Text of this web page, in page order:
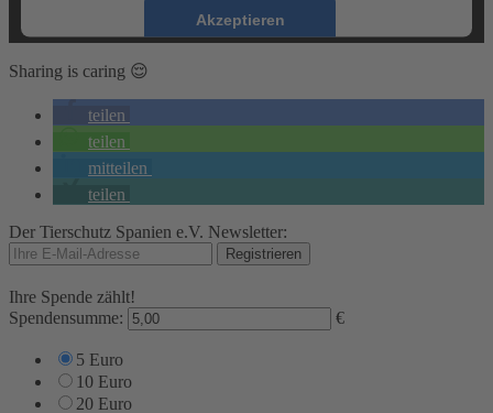
Akzeptieren
powered by
Sharing is caring 😌
teilen
teilen
mitteilen
teilen
Der Tierschutz Spanien e.V. Newsletter:
Ihre Spende zählt!
Spendensumme:
€
5 Euro
10 Euro
20 Euro